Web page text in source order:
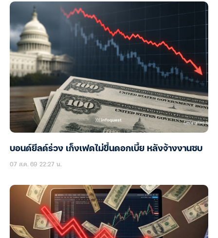
บอนด์ยีลด์ร่วง เก็งเฟดไม่ขึ้นดอกเบี้ย หลังจ้างงานซบ
07 ส.ค. 69 22:27 น.